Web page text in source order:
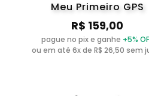
Meu Primeiro GPS
R$ 159,00
pague no pix e ganhe +5%
ou em até 6x de R$ 26,50 sem